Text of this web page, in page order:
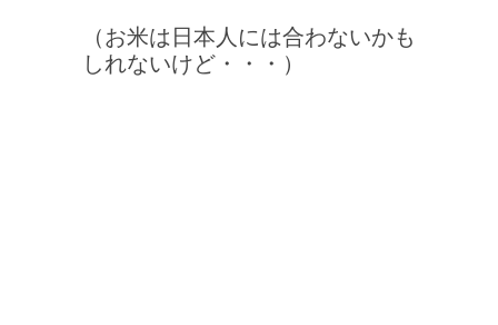
（お米は日本人には合わないかも
しれないけど・・・）